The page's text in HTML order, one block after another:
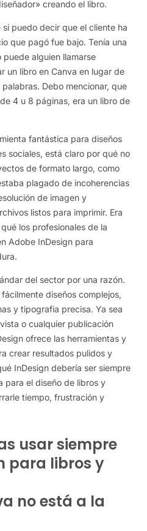
creando el libro.
puedo decir que el cliente ha
que pagó fue bajo. Tenía una
alguien llamarse
un libro en Canva en lugar de
palabras. Debo mencionar, que
4 u 8 páginas, era un libro de
fantástica para diseños
sociales, está claro por qué no
de formato largo, como
plagado de incoherencias
de imagen y
listos para imprimir. Era
los profesionales de la
Adobe InDesign para
del sector por una razón.
diseños complejos,
y tipografía precisa. Ya sea
o cualquier publicación
ofrece las herramientas y
crear resultados pulidos y
InDesign debería ser siempre
para el diseño de libros y
tiempo, frustración y
usar siempre
para libros y
no está a la